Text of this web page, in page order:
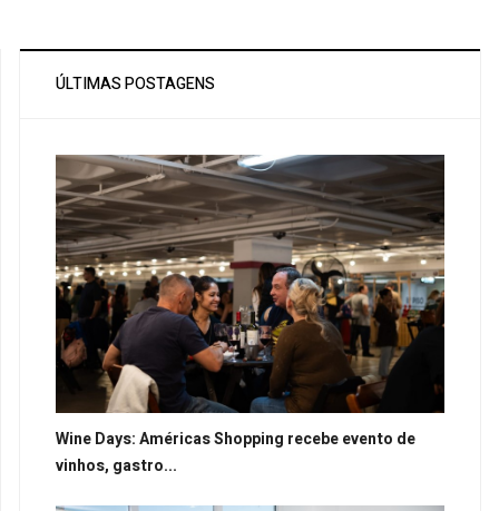
ÚLTIMAS POSTAGENS
Wine Days: Américas Shopping recebe evento de
vinhos, gastro...